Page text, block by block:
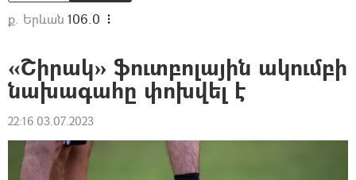
ք. Երևան 106.0
«Շիրակ» ֆուտբոլային ակումբի
նախագահը փոխվել է
22:16 03.07.2023